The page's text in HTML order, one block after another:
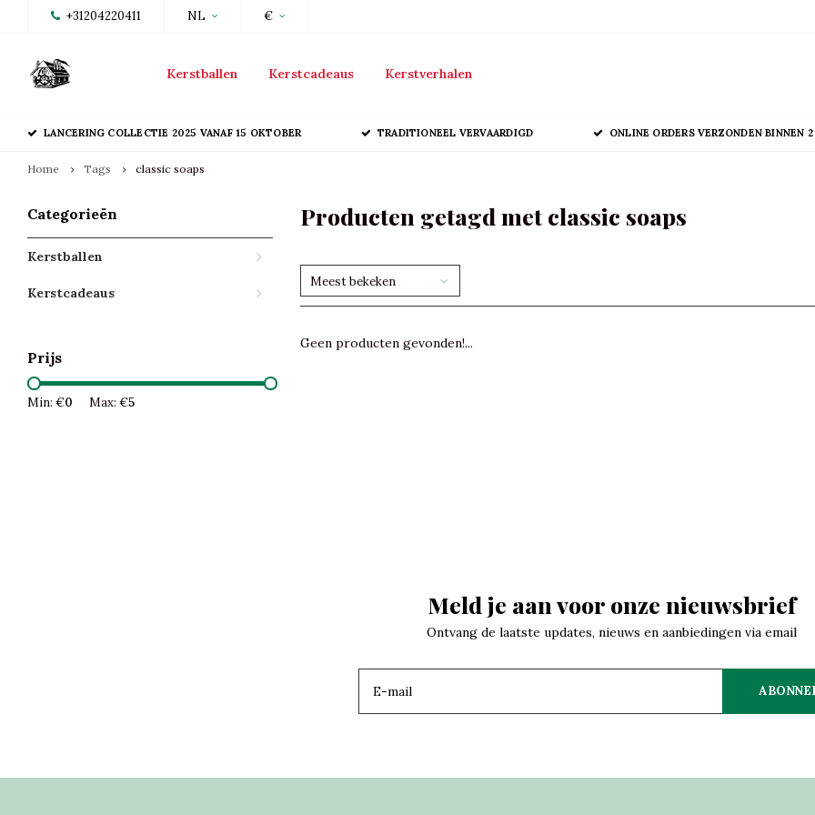
+31204220411 NL €
Kerstballen Kerstcadeaus Kerstverhalen
LANCERING COLLECTIE 2025 VANAF 15 OKTOBER TRADITIONEEL VERVAARDIGD ONLINE ORDERS VERZONDEN BINNEN
Home Tags classic soaps
Categorieën
Kerstballen
Kerstcadeaus
Prijs
Min: €0 Max: €5
Producten getagd met classic soaps
Meest bekeken
Geen producten gevonden!...
Meld je aan voor onze nieuwsbrief
Ontvang de laatste updates, nieuws en aanbiedingen via email